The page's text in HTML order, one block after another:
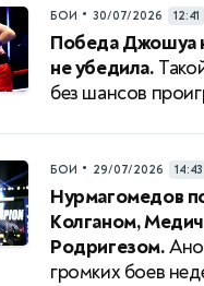
БОИ • 30/07/2026 12:41
Победа Джошуа
не убедила.
без шансов
БОИ • 29/07/2026 14:43
Нурмагомедов
Колганом, Медич
Родригезом.
громких боев